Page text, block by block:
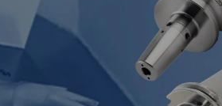
ールホルダー
び駆动ツール
リングツール
Shrink
油圧チャッ
MODツー
JIS B